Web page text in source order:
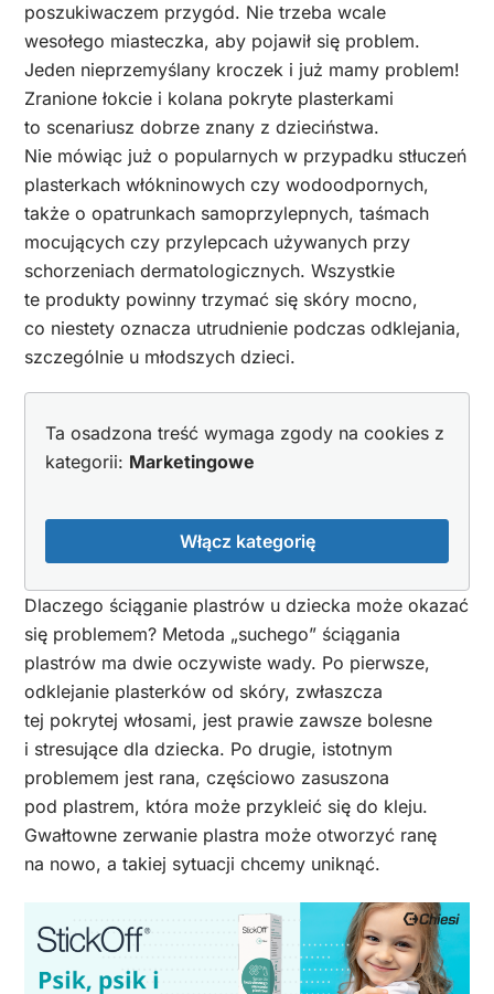
poszukiwaczem przygód. Nie trzeba wcale
wesołego miasteczka, aby pojawił się problem.
Jeden nieprzemyślany kroczek i już mamy problem!
Zranione łokcie i kolana pokryte plasterkami
to scenariusz dobrze znany z dzieciństwa.
Nie mówiąc już o popularnych w przypadku stłuczeń
plasterkach włókninowych czy wodoodpornych,
także o opatrunkach samoprzylepnych, taśmach
mocujących czy przylepcach używanych przy
schorzeniach dermatologicznych. Wszystkie
te produkty powinny trzymać się skóry mocno,
co niestety oznacza utrudnienie podczas odklejania,
szczególnie u młodszych dzieci.
Ta osadzona treść wymaga zgody na cookies z
kategorii: Marketingowe
Włącz kategorię
Dlaczego ściąganie plastrów u dziecka może okazać
się problemem? Metoda „suchego” ściągania
plastrów ma dwie oczywiste wady. Po pierwsze,
odklejanie plasterków od skóry, zwłaszcza
tej pokrytej włosami, jest prawie zawsze bolesne
i stresujące dla dziecka. Po drugie, istotnym
problemem jest rana, częściowo zasuszona
pod plastrem, która może przykleić się do kleju.
Gwałtowne zerwanie plastra może otworzyć ranę
na nowo, a takiej sytuacji chcemy uniknąć.